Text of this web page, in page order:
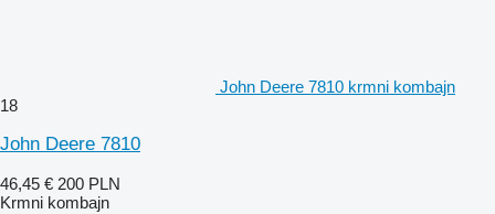
John Deere 7810 krmni kombajn
18
John Deere 7810
46,45 € 200 PLN
Krmni kombajn